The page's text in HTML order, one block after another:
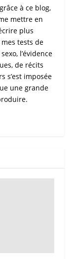
à ce blog,
mettre en
plus
tests de
l’évidence
de récits
s’est imposée
une grande